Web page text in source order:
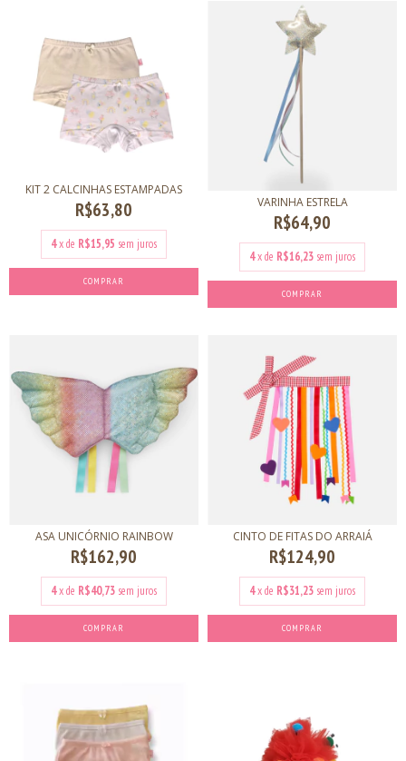
KIT 2 CALCINHAS ESTAMPADAS
R$63,80
4x de R$15,95 sem juros
COMPRAR
VARINHA ESTRELA
R$64,90
4x de R$16,23 sem juros
COMPRAR
ASA UNICÓRNIO RAINBOW
R$162,90
4x de R$40,73 sem juros
CINTO DE FITAS DO ARRAIÁ
R$124,90
4x de R$31,23 sem juros